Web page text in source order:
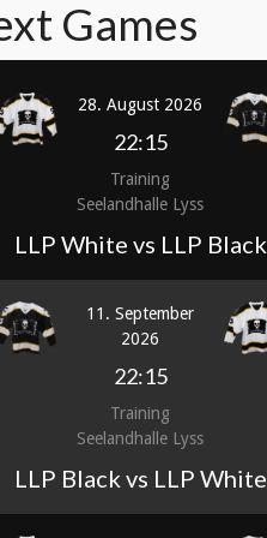
Games
28. August 2026
22:15
Training
Seelandhalle Lyss
LLP White vs LLP Black
11. September
2026
22:15
Training
Seelandhalle Lyss
LLP Black vs LLP White